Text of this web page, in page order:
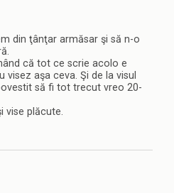
din ţânţar armăsar şi să n-o
că tot ce scrie acolo e
visez aşa ceva. Şi de la visul
să fi tot trecut vreo 20-
vise plăcute.